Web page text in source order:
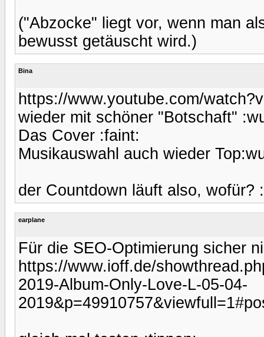
("Abzocke" liegt vor, wenn man
bewusst getäuscht wird.)
Bina
https://www.youtube.com/
wieder mit schöner "Botschaft"
Das Cover :faint:
Musikauswahl auch wieder
der Countdown läuft also, wofür?
earplane
Für die SEO-Optimierung sicher
https://www.ioff.de/
2019-Album-Only-Love-L-05-04-